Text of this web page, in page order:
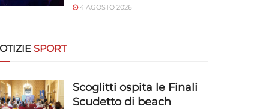
4 AGOSTO 2026
SPORT
Scoglitti ospita le Finali
Scudetto di beach